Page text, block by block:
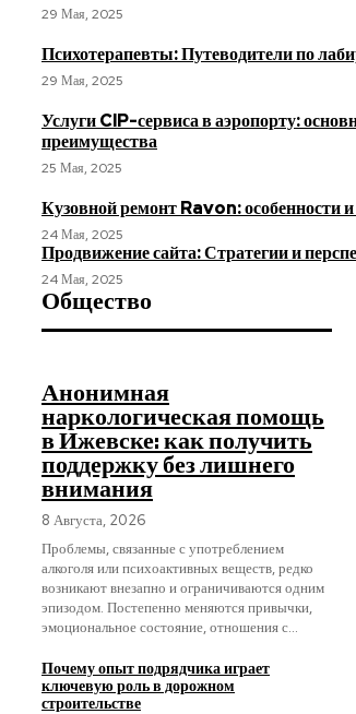
29 Мая, 2025
Психотерапевты: Путеводители по
29 Мая, 2025
Услуги CIP-сервиса в аэропорту:
преимущества
25 Мая, 2025
Кузовной ремонт Ravon: особенности
24 Мая, 2025
Продвижение сайта: Стратегии и
24 Мая, 2025
Общество
Анонимная
наркологическая помощь
в Ижевске: как получить
поддержку без лишнего
внимания
8 Августа, 2026
Проблемы, связанные с употреблением
алкоголя или психоактивных веществ, редко
возникают внезапно и ограничиваются одним
эпизодом. Постепенно меняются привычки,
эмоциональное состояние, отношения с...
Почему опыт подрядчика играет
ключевую роль в дорожном
строительстве